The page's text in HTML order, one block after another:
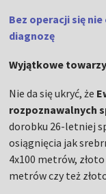
Bez operacji się
diagnozę
Wyjątkowe
Nie da się ukryć, że
rozpoznawalnych
dorobku 26-letniej
osiągnięcia jak
4x100 metrów,
metrów czy też